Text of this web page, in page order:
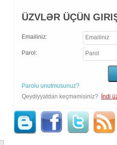
ÜZVLƏR ÜÇÜN
Emailiniz:
Parol:
Parolu unutmusunuz?
Qeydiyyatdan keçməmisiniz?
İndi